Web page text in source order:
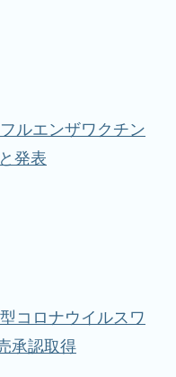
ルエンザワクチン
発表
コロナウイルスワ
承認取得